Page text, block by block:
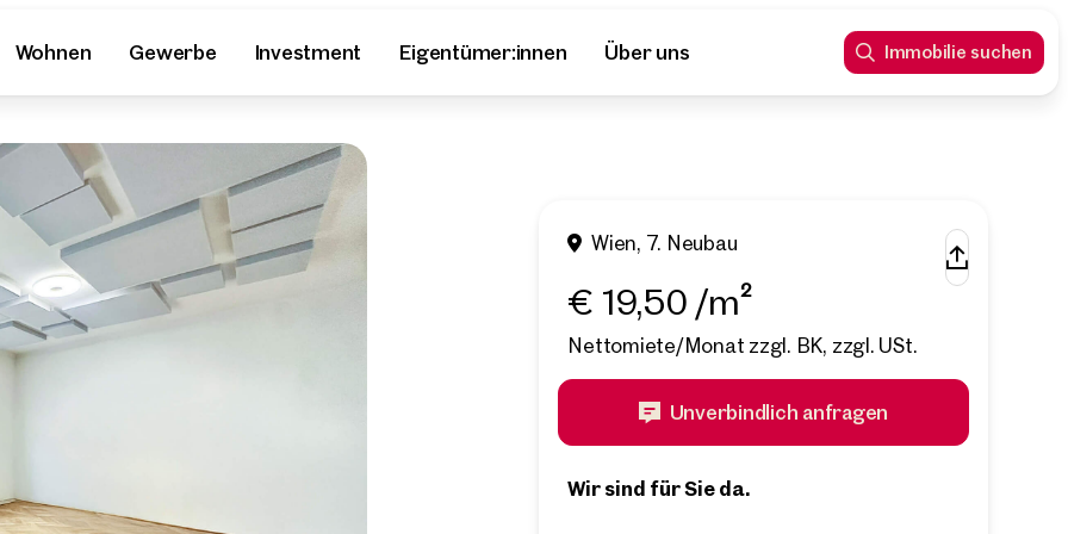
Wohnen Gewerbe Investment Eigentümer:innen Über uns Immobilie suchen
Wien, 7. Neubau
€ 19,50 /m²
Nettomiete/Monat zzgl. BK, zzgl. USt.
Unverbindlich anfragen
Wir sind für Sie da.